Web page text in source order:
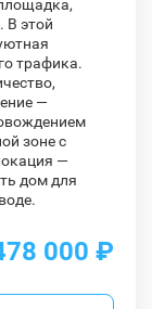
000 ₽
В этой
трафика.
—
зоне с
—
дом для